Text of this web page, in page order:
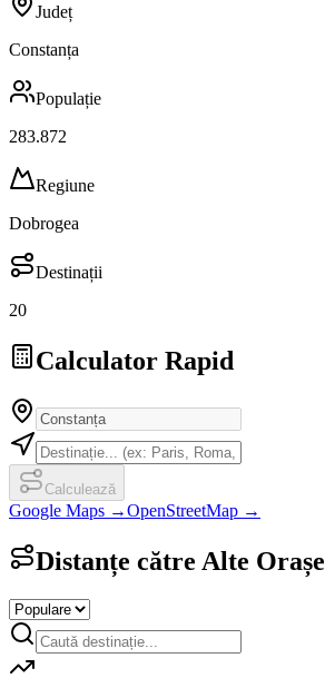
Județ
Constanța
Populație
283.872
Regiune
Dobrogea
Destinații
20
Calculator Rapid
Calculează
Google Maps →OpenStreetMap →
Distanțe către Alte Orașe